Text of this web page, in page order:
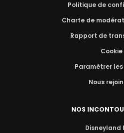
Politique de
Charte de
Rapport de
Cookie
Paramétrer
Nous
NOS
Disneyland